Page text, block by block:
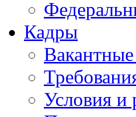
Кадры
Условия и